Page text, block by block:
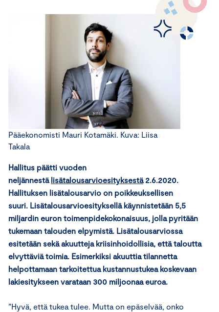
Pääekonomisti Mauri Kotamäki. Kuva: Liisa
Takala
Hallitus päätti vuoden
neljännestälisätalousarvioesityksestä2.6.2020.
Hallituksen lisätalousarvio on poikkeuksellisen
suuri. Lisätalousarvioesityksellä käynnistetään 5,5
miljardin euron toimenpidekokonaisuus, jolla pyritään
tukemaan talouden elpymistä. Lisätalousarviossa
esitetään sekä akuutteja kriisinhoidollisia, että taloutta
elvyttäviä toimia. Esimerkiksi akuuttia tilannetta
helpottamaan tarkoitettua kustannustukea koskevaan
lakiesitykseen varataan 300 miljoonaa euroa.
”Hyvä, että tukea tulee. Mutta on epäselvää, onko